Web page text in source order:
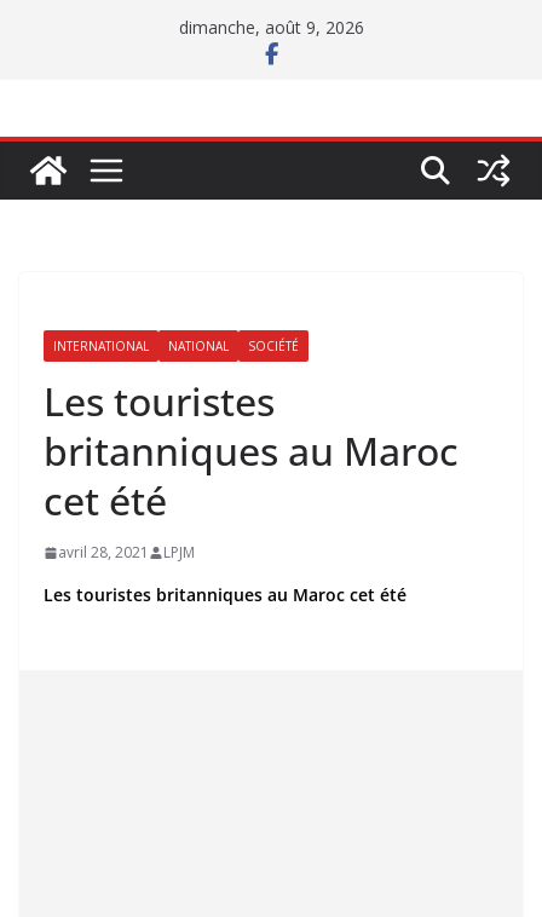
dimanche, août 9, 2026
INTERNATIONAL NATIONAL SOCIÉTÉ
Les touristes
britanniques au Maroc
cet été
avril 28, 2021 LPJM
Les touristes britanniques au Maroc cet été